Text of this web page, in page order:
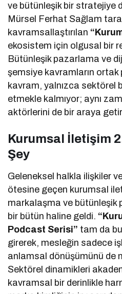
ve bütünleşik bir stratejiye
Mürsel Ferhat Sağlam
kavramsallaştırılan
ekosistem için olgusal bir
Bütünleşik pazarlama ve
şemsiye kavramların ortak
kavram, yalnızca sektörel
etmekle kalmıyor; aynı
aktörlerini de bir araya
Kurumsal İletişim
Şey
Geleneksel halkla ilişkiler
ötesine geçen kurumsal
markalaşma ve bütünleşik
bir bütün haline geldi.
Podcast Serisi” tam da
girerek, mesleğin sadece
anlamsal dönüşümünü de
Sektörel dinamikleri
kavramsal bir derinlikle